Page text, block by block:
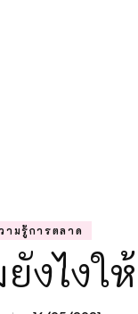
ามรู้การตลาด
งไง